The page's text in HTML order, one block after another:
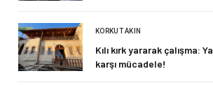
KORKUT AKIN
Kılı kırk yararak çalışma:
karşı mücadele!